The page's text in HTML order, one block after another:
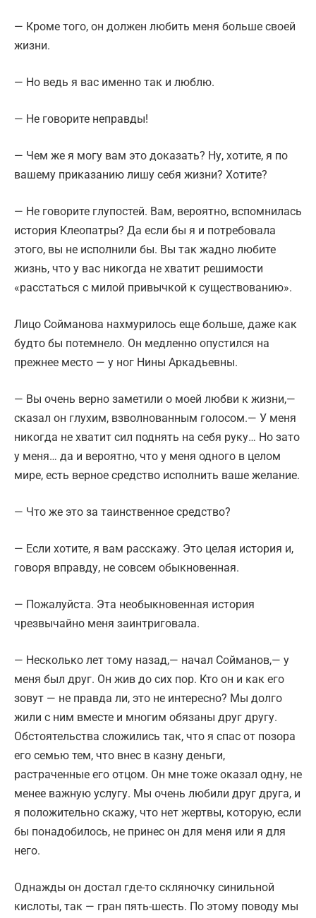
— Кроме того, он должен любить меня больше своей
жизни.
— Но ведь я вас именно так и люблю.
— Не говорите неправды!
— Чем же я могу вам это доказать? Ну, хотите, я по
вашему приказанию лишу себя жизни? Хотите?
— Не говорите глупостей. Вам, вероятно, вспомнилась
история Клеопатры? Да если бы я и потребовала
этого, вы не исполнили бы. Вы так жадно любите
жизнь, что у вас никогда не хватит решимости
«расстаться с милой привычкой к существованию».
Лицо Сойманова нахмурилось еще больше, даже как
будто бы потемнело. Он медленно опустился на
прежнее место — у ног Нины Аркадьевны.
— Вы очень верно заметили о моей любви к жизни,—
сказал он глухим, взволнованным голосом.— У меня
никогда не хватит сил поднять на себя руку… Но зато
у меня… да и вероятно, что у меня одного в целом
мире, есть верное средство исполнить ваше желание.
— Что же это за таинственное средство?
— Если хотите, я вам расскажу. Это целая история и,
говоря вправду, не совсем обыкновенная.
— Пожалуйста. Эта необыкновенная история
чрезвычайно меня заинтриговала.
— Несколько лет тому назад,— начал Сойманов,— у
меня был друг. Он жив до сих пор. Кто он и как его
зовут — не правда ли, это не интересно? Мы долго
жили с ним вместе и многим обязаны друг другу.
Обстоятельства сложились так, что я спас от позора
его семью тем, что внес в казну деньги,
растраченные его отцом. Он мне тоже оказал одну, не
менее важную услугу. Мы очень любили друг друга, и
я положительно скажу, что нет жертвы, которую, если
бы понадобилось, не принес он для меня или я для
него.
Однажды он достал где-то скляночку синильной
кислоты, так — гран пять-шесть. По этому поводу мы